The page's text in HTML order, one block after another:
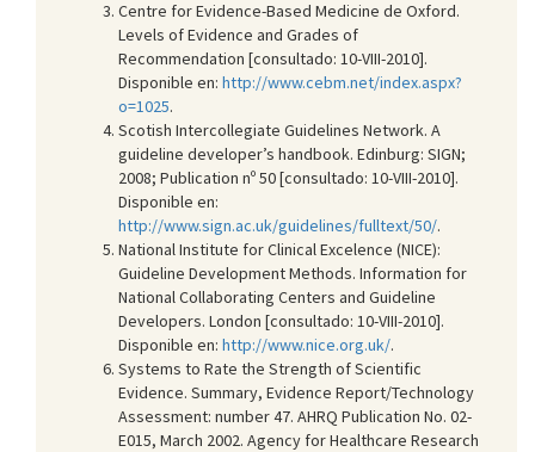
Centre for Evidence-Based Medicine de Oxford.
Levels of Evidence and Grades of
Recommendation [consultado: 10-VIII-2010].
Disponible en: http://www.cebm.net/index.aspx?
o=1025.
Scotish Intercollegiate Guidelines Network. A
guideline developer’s handbook. Edinburg: SIGN;
2008; Publication nº 50 [consultado: 10-VIII-2010].
Disponible en:
http://www.sign.ac.uk/guidelines/fulltext/50/.
National Institute for Clinical Excelence (NICE):
Guideline Development Methods. Information for
National Collaborating Centers and Guideline
Developers. London [consultado: 10-VIII-2010].
Disponible en: http://www.nice.org.uk/.
Systems to Rate the Strength of Scientific
Evidence. Summary, Evidence Report/Technology
Assessment: number 47. AHRQ Publication No. 02-
E015, March 2002. Agency for Healthcare Research